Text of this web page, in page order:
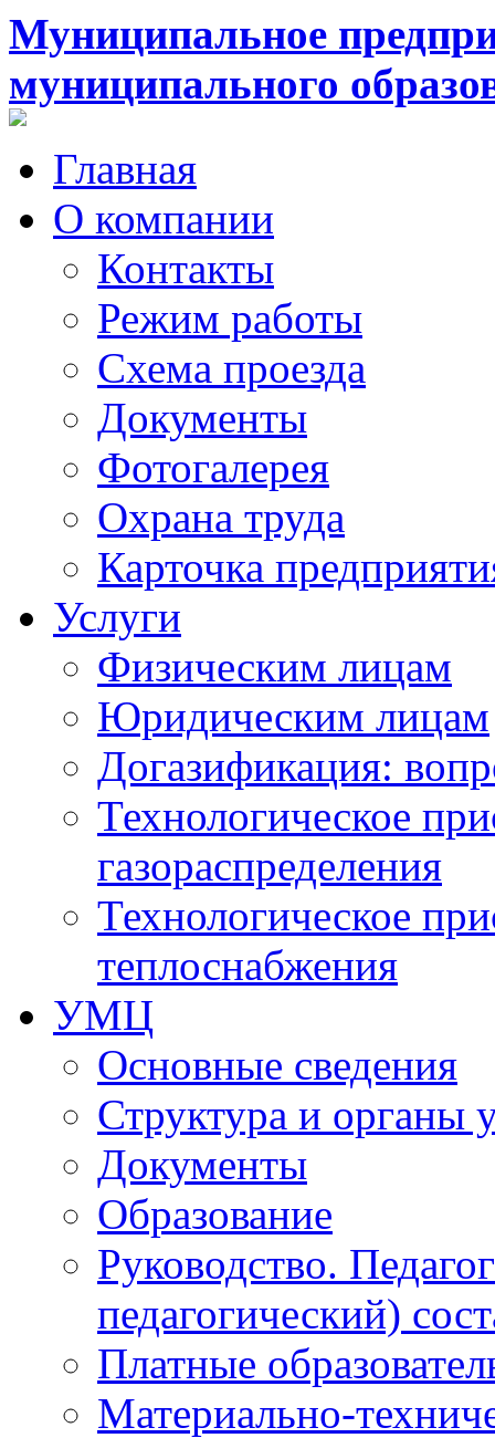
Муниципальное
муниципального
Главная
О компании
Контакты
Режим работы
Схема проезда
Документы
Фотогалерея
Охрана труда
Карточка
Услуги
Физическим лицам
Юридическим лицам
Догазификация:
Технологическое
газораспределения
Технологическое
теплоснабжения
УМЦ
Основные сведения
Структура и органы
Документы
Образование
Руководство.
педагогический)
Платные
Материально-